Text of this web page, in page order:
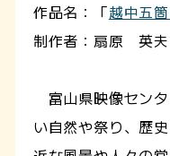
作品名：「越中五
制作者：扇原 英夫
富山県映像セン
い自然や祭り、歴